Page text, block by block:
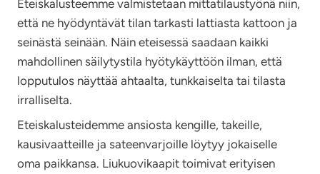
Eteiskalusteemme valmistetaan mittatilaustyönä niin,
että ne hyödyntävät tilan tarkasti lattiasta kattoon ja
seinästä seinään. Näin eteisessä saadaan kaikki
mahdollinen säilytystila hyötykäyttöön ilman, että
lopputulos näyttää ahtaalta, tunkkaiselta tai tilasta
irralliselta.
Eteiskalusteidemme ansiosta kengille, takeille,
kausivaatteille ja sateenvarjoille löytyy jokaiselle
oma paikkansa. Liukuovikaapit toimivat erityisen